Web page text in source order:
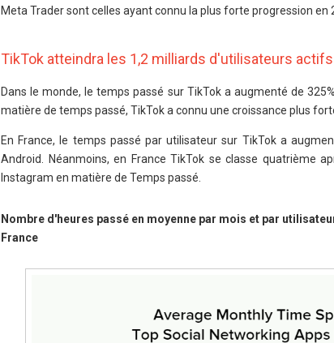
Meta Trader sont celles ayant connu la plus forte progression en
TikTok atteindra les 1,2 milliards d'utilisateurs actifs
Dans le monde, le temps passé sur TikTok a augmenté de
matière de temps passé, TikTok a connu une croissance plus
En France, le temps passé par utilisateur sur TikTok a
Android. Néanmoins, en France TikTok se classe quatrième
Instagram en matière de Temps passé.
Nombre d'heures passé en moyenne par mois et par
France